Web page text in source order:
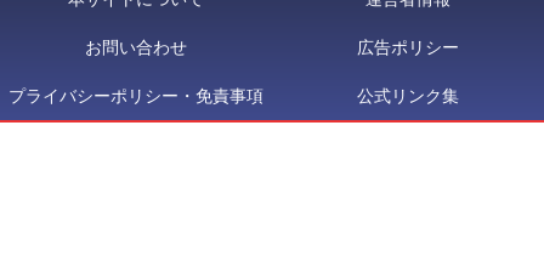
お問い合わせ 広告ポリシー
プライバシーポリシー・免責事項 公式リンク集